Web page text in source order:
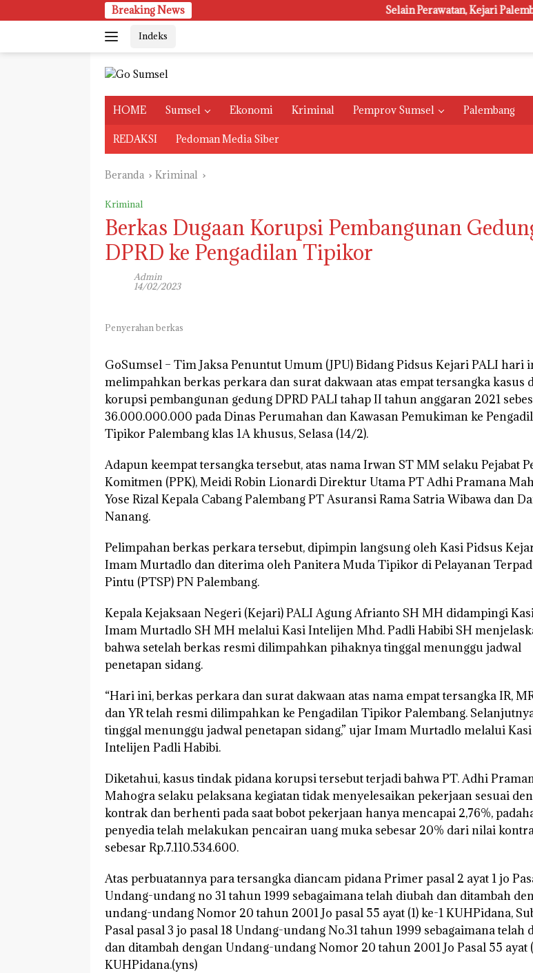
ke
Breaking News Selain Perawatan, Kejari Palembang Juga
Indeks
HOME Sumsel Ekonomi Kriminal Pemprov Sumsel Palembang
REDAKSI Pedoman Media Siber
Beranda Kriminal
Kriminal
Berkas Dugaan Korupsi Pembangunan
DPRD ke Pengadilan Tipikor
Admin
14/02/2023
Penyerahan berkas
GoSumsel – Tim Jaksa Penuntut Umum (JPU) Bidang Pidsus Kejari PALI hari
melimpahkan berkas perkara dan surat dakwaan atas empat tersangka kasus
korupsi pembangunan gedung DPRD PALI tahap II tahun anggaran 2021
36.000.000.000 pada Dinas Perumahan dan Kawasan Pemukiman ke
Tipikor Palembang klas 1A khusus, Selasa (14/2).
Adapun keempat tersangka tersebut, atas nama Irwan ST MM selaku Pejabat
Komitmen (PPK), Meidi Robin Lionardi Direktur Utama PT Adhi Pramana
Yose Rizal Kepala Cabang Palembang PT Asuransi Rama Satria Wibawa dan
Nanang.
Pelimpahan berkas perkara tersebut, dipimpin langsung oleh Kasi Pidsus
Imam Murtadlo dan diterima oleh Panitera Muda Tipikor di Pelayanan
Pintu (PTSP) PN Palembang.
Kepala Kejaksaan Negeri (Kejari) PALI Agung Afrianto SH MH didampingi
Imam Murtadlo SH MH melalui Kasi Intelijen Mhd. Padli Habibi SH
bahwa setelah berkas resmi dilimpahkan pihaknya tinggal menunggu jadwal
penetapan sidang.
“Hari ini, berkas perkara dan surat dakwaan atas nama empat tersangka IR,
dan YR telah resmi dilimpahkan ke Pengadilan Tipikor Palembang.
tinggal menunggu jadwal penetapan sidang,” ujar Imam Murtadlo melalui Kasi
Intelijen Padli Habibi.
Diketahui, kasus tindak pidana korupsi tersebut terjadi bahwa PT. Adhi
Mahogra selaku pelaksana kegiatan tidak menyelesaikan pekerjaan sesuai
kontrak dan berhenti pada saat bobot pekerjaan hanya mencapai 2,76%,
penyedia telah melakukan pencairan uang muka sebesar 20% dari nilai
sebesar Rp.7.110.534.600.
Atas perbuatannya para tersangka diancam pidana Primer pasal 2 ayat 1 jo
Undang-undang no 31 tahun 1999 sebagaimana telah diubah dan ditambah
undang-undang Nomor 20 tahun 2001 Jo pasal 55 ayat (1) ke-1 KUHPidana,
Pasal pasal 3 jo pasal 18 Undang-undang No.31 tahun 1999 sebagaimana telah
dan ditambah dengan Undang-undang Nomor 20 tahun 2001 Jo Pasal 55 ayat
KUHPidana.(yns)